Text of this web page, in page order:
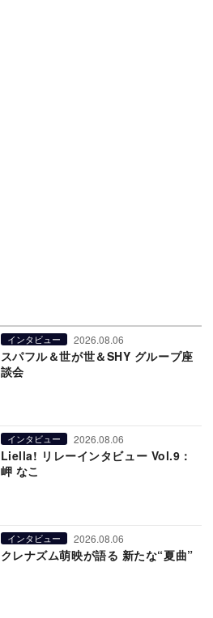
インタビュー 2026.08.06
スパフル＆世が世＆SHY グループ座
談会
インタビュー 2026.08.06
Liella! リレーインタビュー Vol.9：
岬 なこ
インタビュー 2026.08.06
クレナズム萌映が語る 新たな“夏曲”